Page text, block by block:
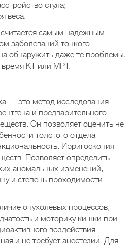
стула;
веса.
самым надежным
заболеваний тонкого
обнаружить даже те проблемы,
КТ или МРТ.
— это метод исследования
и предварительного
Он позволяет оценить не
толстого отдела
Ирригоскопия
Позволяет определить
аномальных изменений,
и степень проходимости
опухолевых процессов,
и моторику кишки при
воздействия.
и не требует анестезии. Для